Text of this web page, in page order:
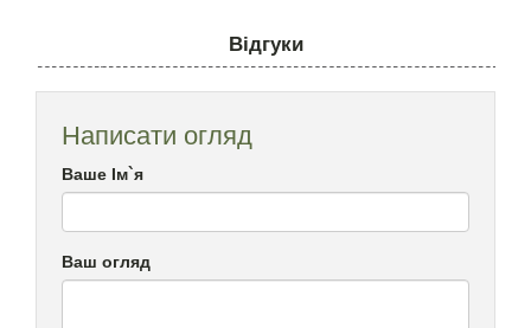
Відгуки
Написати огляд
Ваше Ім`я
Ваш огляд